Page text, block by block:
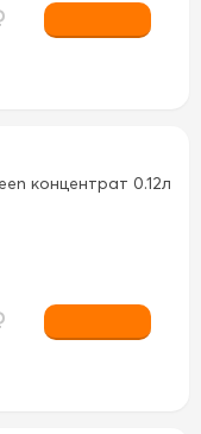
концентрат 0.12л